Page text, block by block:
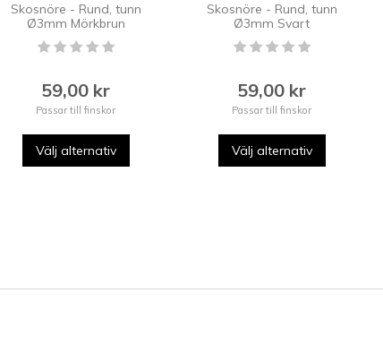
Skosnöre - Rund, tunn
Ø3mm Mörkbrun
59,00 kr
Passar till finskor
Välj alternativ
Skosnöre - Rund, tunn
Ø3mm Svart
59,00 kr
Passar till finskor
Välj alternativ